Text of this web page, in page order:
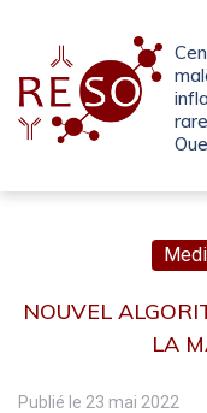
navigation
principale
contenu
pied
de
page
NOUVEL
LA
Publié le 23 mai 2022